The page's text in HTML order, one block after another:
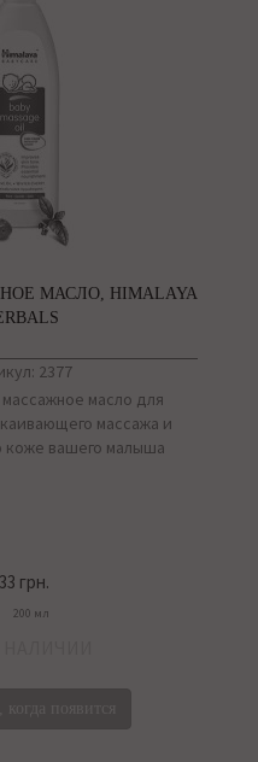
МАСЛО, HIMALAYA
2377
масло для
массажа и
коже вашего малыша
грн.
200 мл